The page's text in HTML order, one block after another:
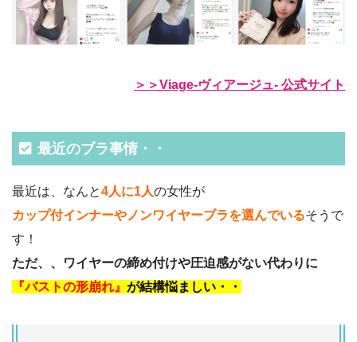
＞＞Viage-ヴィアージュ- 公式サイト
最近のブラ事情・・
最近は、なんと4人に1人の女性が
カップ付インナーやノンワイヤーブラを選んでいるそうで
す！
ただ、、ワイヤーの締め付けや圧迫感がない代わりに
『バストの形崩れ』 が結構悩ましい・・